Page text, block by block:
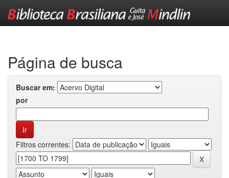
Página de busca
Buscar em:
por
Filtros correntes: